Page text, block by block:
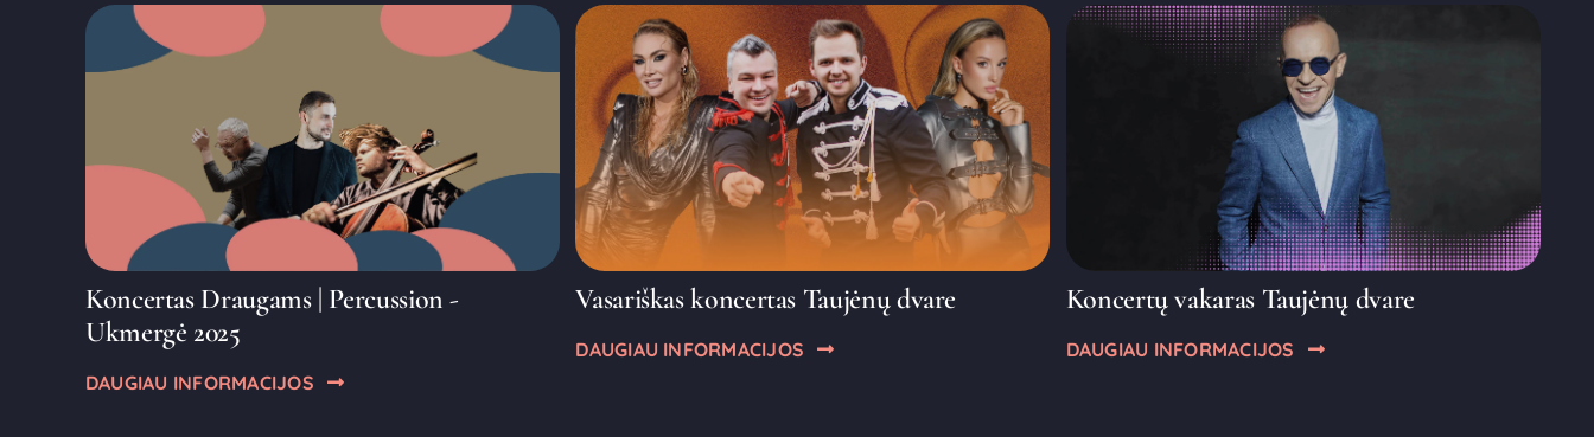
Koncertas Draugams | Percussion -
Ukmergė 2025
DAUGIAU INFORMACIJOS
Vasariškas koncertas Taujėnų dvare
DAUGIAU INFORMACIJOS
Koncertų vakaras Taujėnų dvare
DAUGIAU INFORMACIJOS